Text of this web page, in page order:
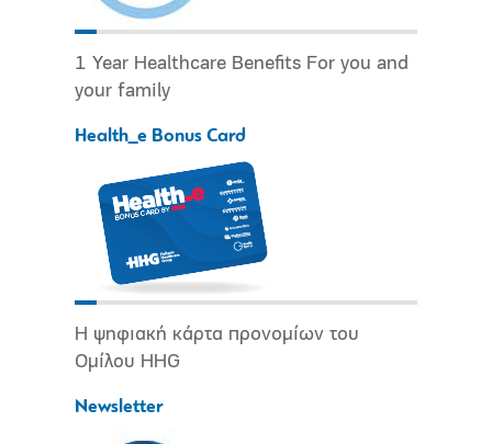
1 Year Healthcare Benefits For you and
your family
Health_e Bonus Card
Η ψηφιακή κάρτα προνομίων του
Ομίλου HHG
Newsletter